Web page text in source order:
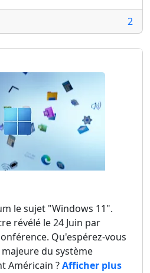
2
le sujet "Windows 11".
révélé le 24 Juin par
Qu'espérez-vous
du système
Américain ?Afficher plus